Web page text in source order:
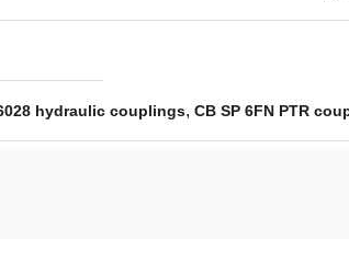
hydraulic couplings, CB SP 6FN PTR